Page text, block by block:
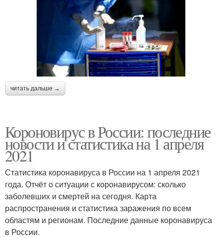
читать дальше →
Короновирус в России: последние
новости и статистика на 1 апреля
2021
Статистика коронавируса в России на 1 апреля 2021
года. Отчёт о ситуации с коронавирусом: сколько
заболевших и смертей на сегодня. Карта
распространения и статистика заражения по всем
областям и регионам. Последние данные коронавируса
в России.